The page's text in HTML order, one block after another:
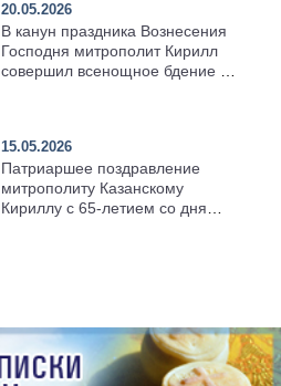
20.05.2026
В канун праздника Вознесения
Господня митрополит Кирилл
совершил всенощное бдение в
15.05.2026
Патриаршее поздравление
митрополиту Казанскому
Кириллу с 65-летием со дня